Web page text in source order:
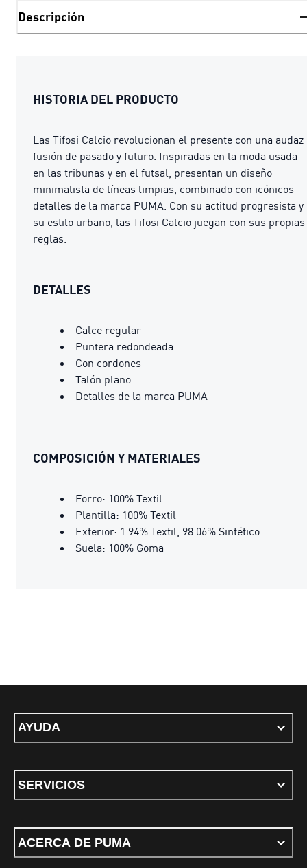
Descripción
HISTORIA DEL PRODUCTO
Las Tifosi Calcio revolucionan el presente con una audaz
fusión de pasado y futuro. Inspiradas en la moda usada
en las tribunas y en el futsal, presentan un diseño
minimalista de líneas limpias, combinado con icónicos
detalles de la marca PUMA. Con su actitud progresista y
su estilo urbano, las Tifosi Calcio juegan con sus propias
reglas.
DETALLES
Calce regular
Puntera redondeada
Con cordones
Talón plano
Detalles de la marca PUMA
COMPOSICIÓN Y MATERIALES
Forro: 100% Textil
Plantilla: 100% Textil
Exterior: 1.94% Textil, 98.06% Sintético
Suela: 100% Goma
AYUDA
SERVICIOS
ACERCA DE PUMA